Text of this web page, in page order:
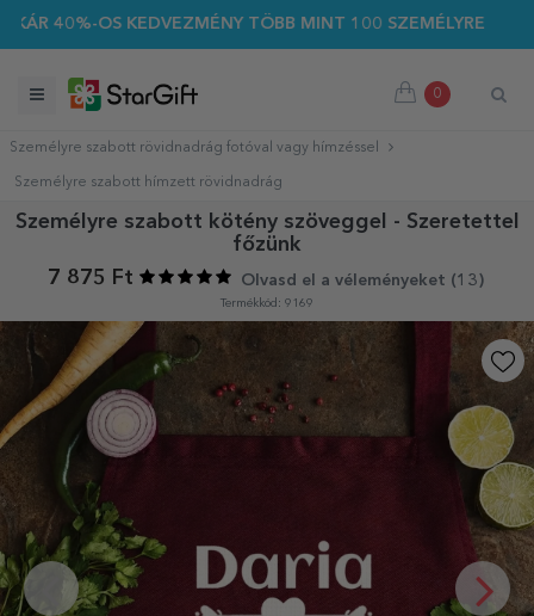
OS KEDVEZMÉNY TÖBB MINT 100 SZEMÉLYRE SZABOTT
0
Személyre szabott rövidnadrág fotóval vagy hímzéssel
Személyre szabott hímzett rövidnadrág
Személyre szabott kötény szöveggel - Szeretettel
főzünk
7 875 Ft
Olvasd el a véleményeket (13 )
Termékkód: 9169